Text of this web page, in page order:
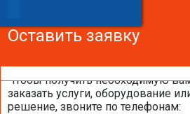
Оставить
Оставить заявку
Чтобы получить необходимую
заказать услуги, оборудование
решение, звоните по телефонам:
Оставить заявку